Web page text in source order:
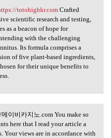
https:/
totohighkr.comCrafted
scientific research and testing,
as a beacon of hope for
with the challenging
Its formula comprises a
of five plant-based ingredients,
for their unique benefits to
메이비카지노.com
이비카지노.com You make so
here that I read your article a
Your views are in accordance with